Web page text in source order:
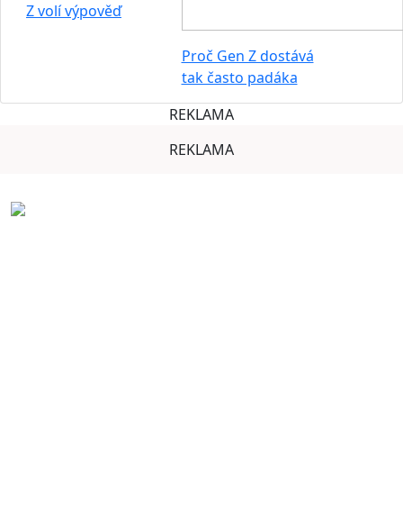
Z volí výpověď
Proč Gen Z dostává
tak často padáka
REKLAMA
REKLAMA